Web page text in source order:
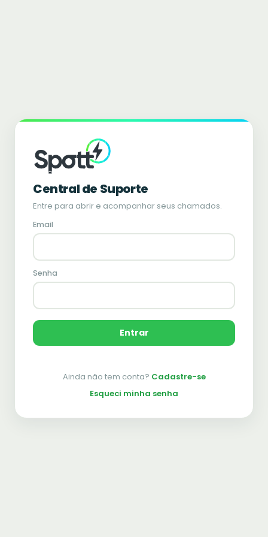
Central de Suporte
Entre para abrir e acompanhar seus chamados.
Email
Senha
Entrar
Ainda não tem conta? Cadastre-se
Esqueci minha senha